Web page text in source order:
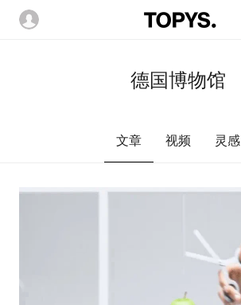
德国博物馆
文章 视频 灵感